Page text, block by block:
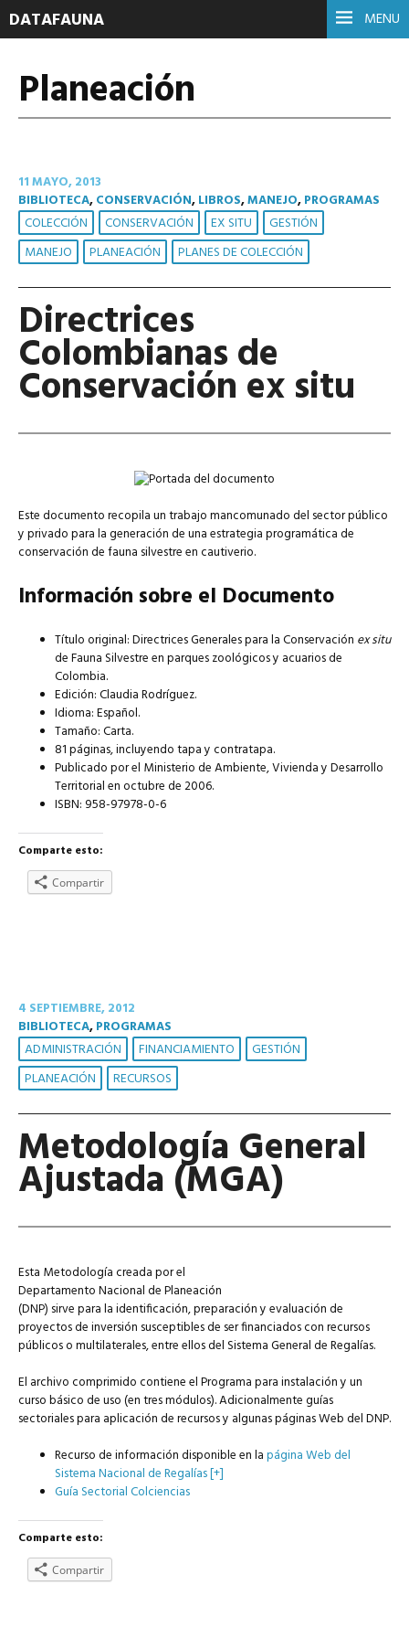
MENU
DATAFAUNA
Planeación
11 MAYO, 2013
BIBLIOTECA,CONSERVACIÓN,LIBROS,MANEJO,PROGRAMAS
COLECCIÓN CONSERVACIÓN EX SITU
GESTIÓN
MANEJO
PLANEACIÓN PLANES DE COLECCIÓN
Directrices
Colombianas de
Conservación ex situ
Este documento recopila un trabajo mancomunado del sector público
y privado para la generación de una estrategia programática de
conservación de fauna silvestre en cautiverio.
Información sobre el Documento
Título original: Directrices Generales para la Conservación ex situ
de Fauna Silvestre en parques zoológicos y acuarios de
Colombia.
Edición: Claudia Rodríguez.
Idioma: Español.
Tamaño: Carta.
81 páginas, incluyendo tapa y contratapa.
Publicado por el Ministerio de Ambiente, Vivienda y Desarrollo
Territorial en octubre de 2006.
ISBN: 958-97978-0-6
Comparte esto:
Compartir
4 SEPTIEMBRE, 2012
BIBLIOTECA,PROGRAMAS
ADMINISTRACIÓN FINANCIAMIENTO
GESTIÓN
PLANEACIÓN
RECURSOS
Metodología General
Ajustada (MGA)
Esta Metodología creada por el
Departamento Nacional de Planeación
(DNP) sirve para la identificación, preparación y evaluación de
proyectos de inversión susceptibles de ser financiados con recursos
públicos o multilaterales, entre ellos del Sistema General de Regalías.
El archivo comprimido contiene el Programa para instalación y un
curso básico de uso (en tres módulos). Adicionalmente guías
sectoriales para aplicación de recursos y algunas páginas Web del DNP.
Recurso de información disponible en lapágina Web del
Sistema Nacional de Regalías [+]
Guía Sectorial Colciencias
Comparte esto:
Compartir